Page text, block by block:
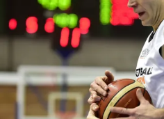
DALŠÍ SPORTY
Americký fotbal
Baseball a softbal
Basketbal
NEPŘEHLÉDNĚTE
Soutěže
Historické návraty